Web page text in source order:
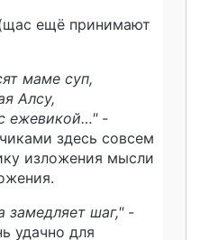
ещё принимают
маме суп,
Алсу,
ежевикой…" -
здесь совсем
изложения мысли
замедляет шаг," -
удачно для